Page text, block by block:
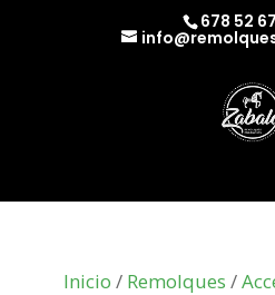
678 52
Inicio / Remolques /